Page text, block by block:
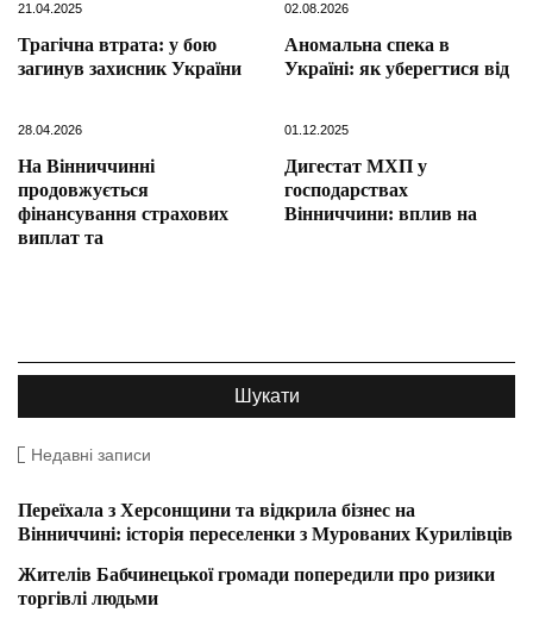
21.04.2025
Трагічна втрата: у бою
загинув захисник України
02.08.2026
Аномальна спека в
Україні: як уберегтися від
28.04.2026
На Вінниччинні
продовжується
фінансування страхових
виплат та
01.12.2025
Дигестат МХП у
господарствах
Вінниччини: вплив на
Недавні записи
Переїхала з Херсонщини та відкрила бізнес на
Вінниччині: історія переселенки з Мурованих Курилівців
Жителів Бабчинецької громади попередили про ризики
торгівлі людьми